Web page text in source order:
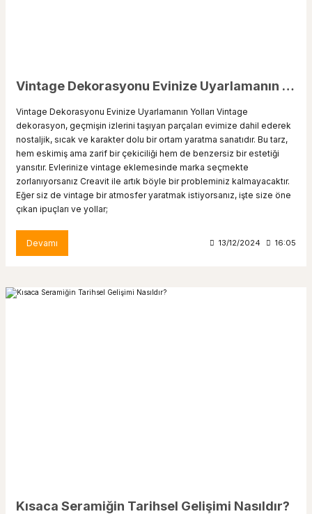
Vintage Dekorasyonu Evinize Uyarlamanın Yolları
Vintage Dekorasyonu Evinize Uyarlamanın Yolları Vintage
dekorasyon, geçmişin izlerini taşıyan parçaları evimize dahil ederek
nostaljik, sıcak ve karakter dolu bir ortam yaratma sanatıdır. Bu tarz,
hem eskimiş ama zarif bir çekiciliği hem de benzersiz bir estetiği
yansıtır. Evlerinize vintage eklemesinde marka seçmekte
zorlanıyorsanız Creavit ile artık böyle bir probleminiz kalmayacaktır.
Eğer siz de vintage bir atmosfer yaratmak istiyorsanız, işte size öne
çıkan ipuçları ve yollar;
Devamı 13/12/2024 16:05
Kısaca Seramiğin Tarihsel Gelişimi Nasıldır?